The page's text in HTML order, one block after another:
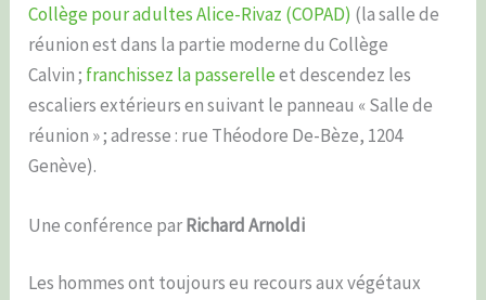
Collège pour adultes Alice-Rivaz (COPAD) (la salle de
réunion est dans la partie moderne du Collège
Calvin ; franchissez la passerelleet descendez les
escaliers extérieurs en suivant le panneau « Salle de
réunion » ; adresse : rue Théodore De-Bèze, 1204
Genève).
Une conférence parRichard Arnoldi
Les hommes ont toujours eu recours aux végétaux